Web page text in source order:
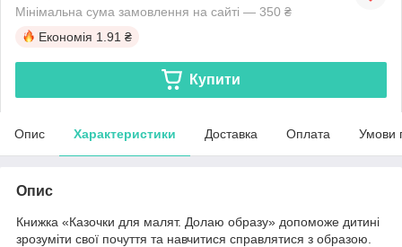
Мінімальна сума замовлення на сайті — 350 ₴
Економія 1.91 ₴
Купити
Опис Характеристики Доставка Оплата Умови
Опис
Книжка «Казочки для малят. Долаю образу» допоможе дитині
зрозуміти свої почуття та навчитися справлятися з образою.